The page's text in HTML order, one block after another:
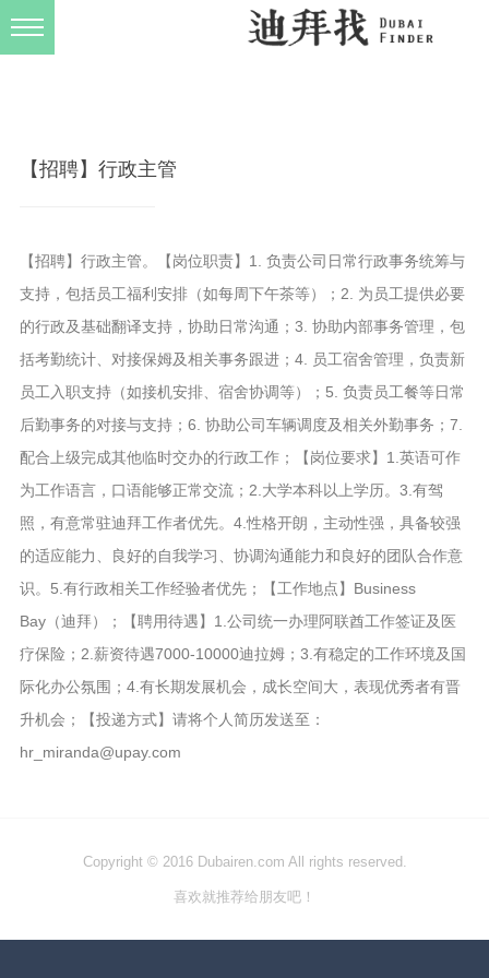
【招聘】行政主管
【招聘】行政主管。【岗位职责】1. 负责公司日常行政事务统筹与
支持，包括员工福利安排（如每周下午茶等）；2. 为员工提供必要
的行政及基础翻译支持，协助日常沟通；3. 协助内部事务管理，包
括考勤统计、对接保姆及相关事务跟进；4. 员工宿舍管理，负责新
员工入职支持（如接机安排、宿舍协调等）；5. 负责员工餐等日常
后勤事务的对接与支持；6. 协助公司车辆调度及相关外勤事务；7.
配合上级完成其他临时交办的行政工作；【岗位要求】1.英语可作
为工作语言，口语能够正常交流；2.大学本科以上学历。3.有驾
照，有意常驻迪拜工作者优先。4.性格开朗，主动性强，具备较强
的适应能力、良好的自我学习、协调沟通能力和良好的团队合作意
识。5.有行政相关工作经验者优先；【工作地点】Business
Bay（迪拜）；【聘用待遇】1.公司统一办理阿联酋工作签证及医
疗保险；2.薪资待遇7000-10000迪拉姆；3.有稳定的工作环境及国
际化办公氛围；4.有长期发展机会，成长空间大，表现优秀者有晋
升机会；【投递方式】请将个人简历发送至：
hr_miranda@upay.com
Copyright © 2016 Dubairen.com All rights reserved.
喜欢就推荐给朋友吧！